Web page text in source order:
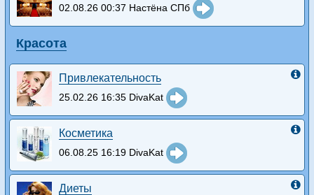
02.08.26 00:37 Настёна СПб
Красота
Привлекательность
25.02.26 16:35 DivaKat
Косметика
06.08.25 16:19 DivaKat
Диеты